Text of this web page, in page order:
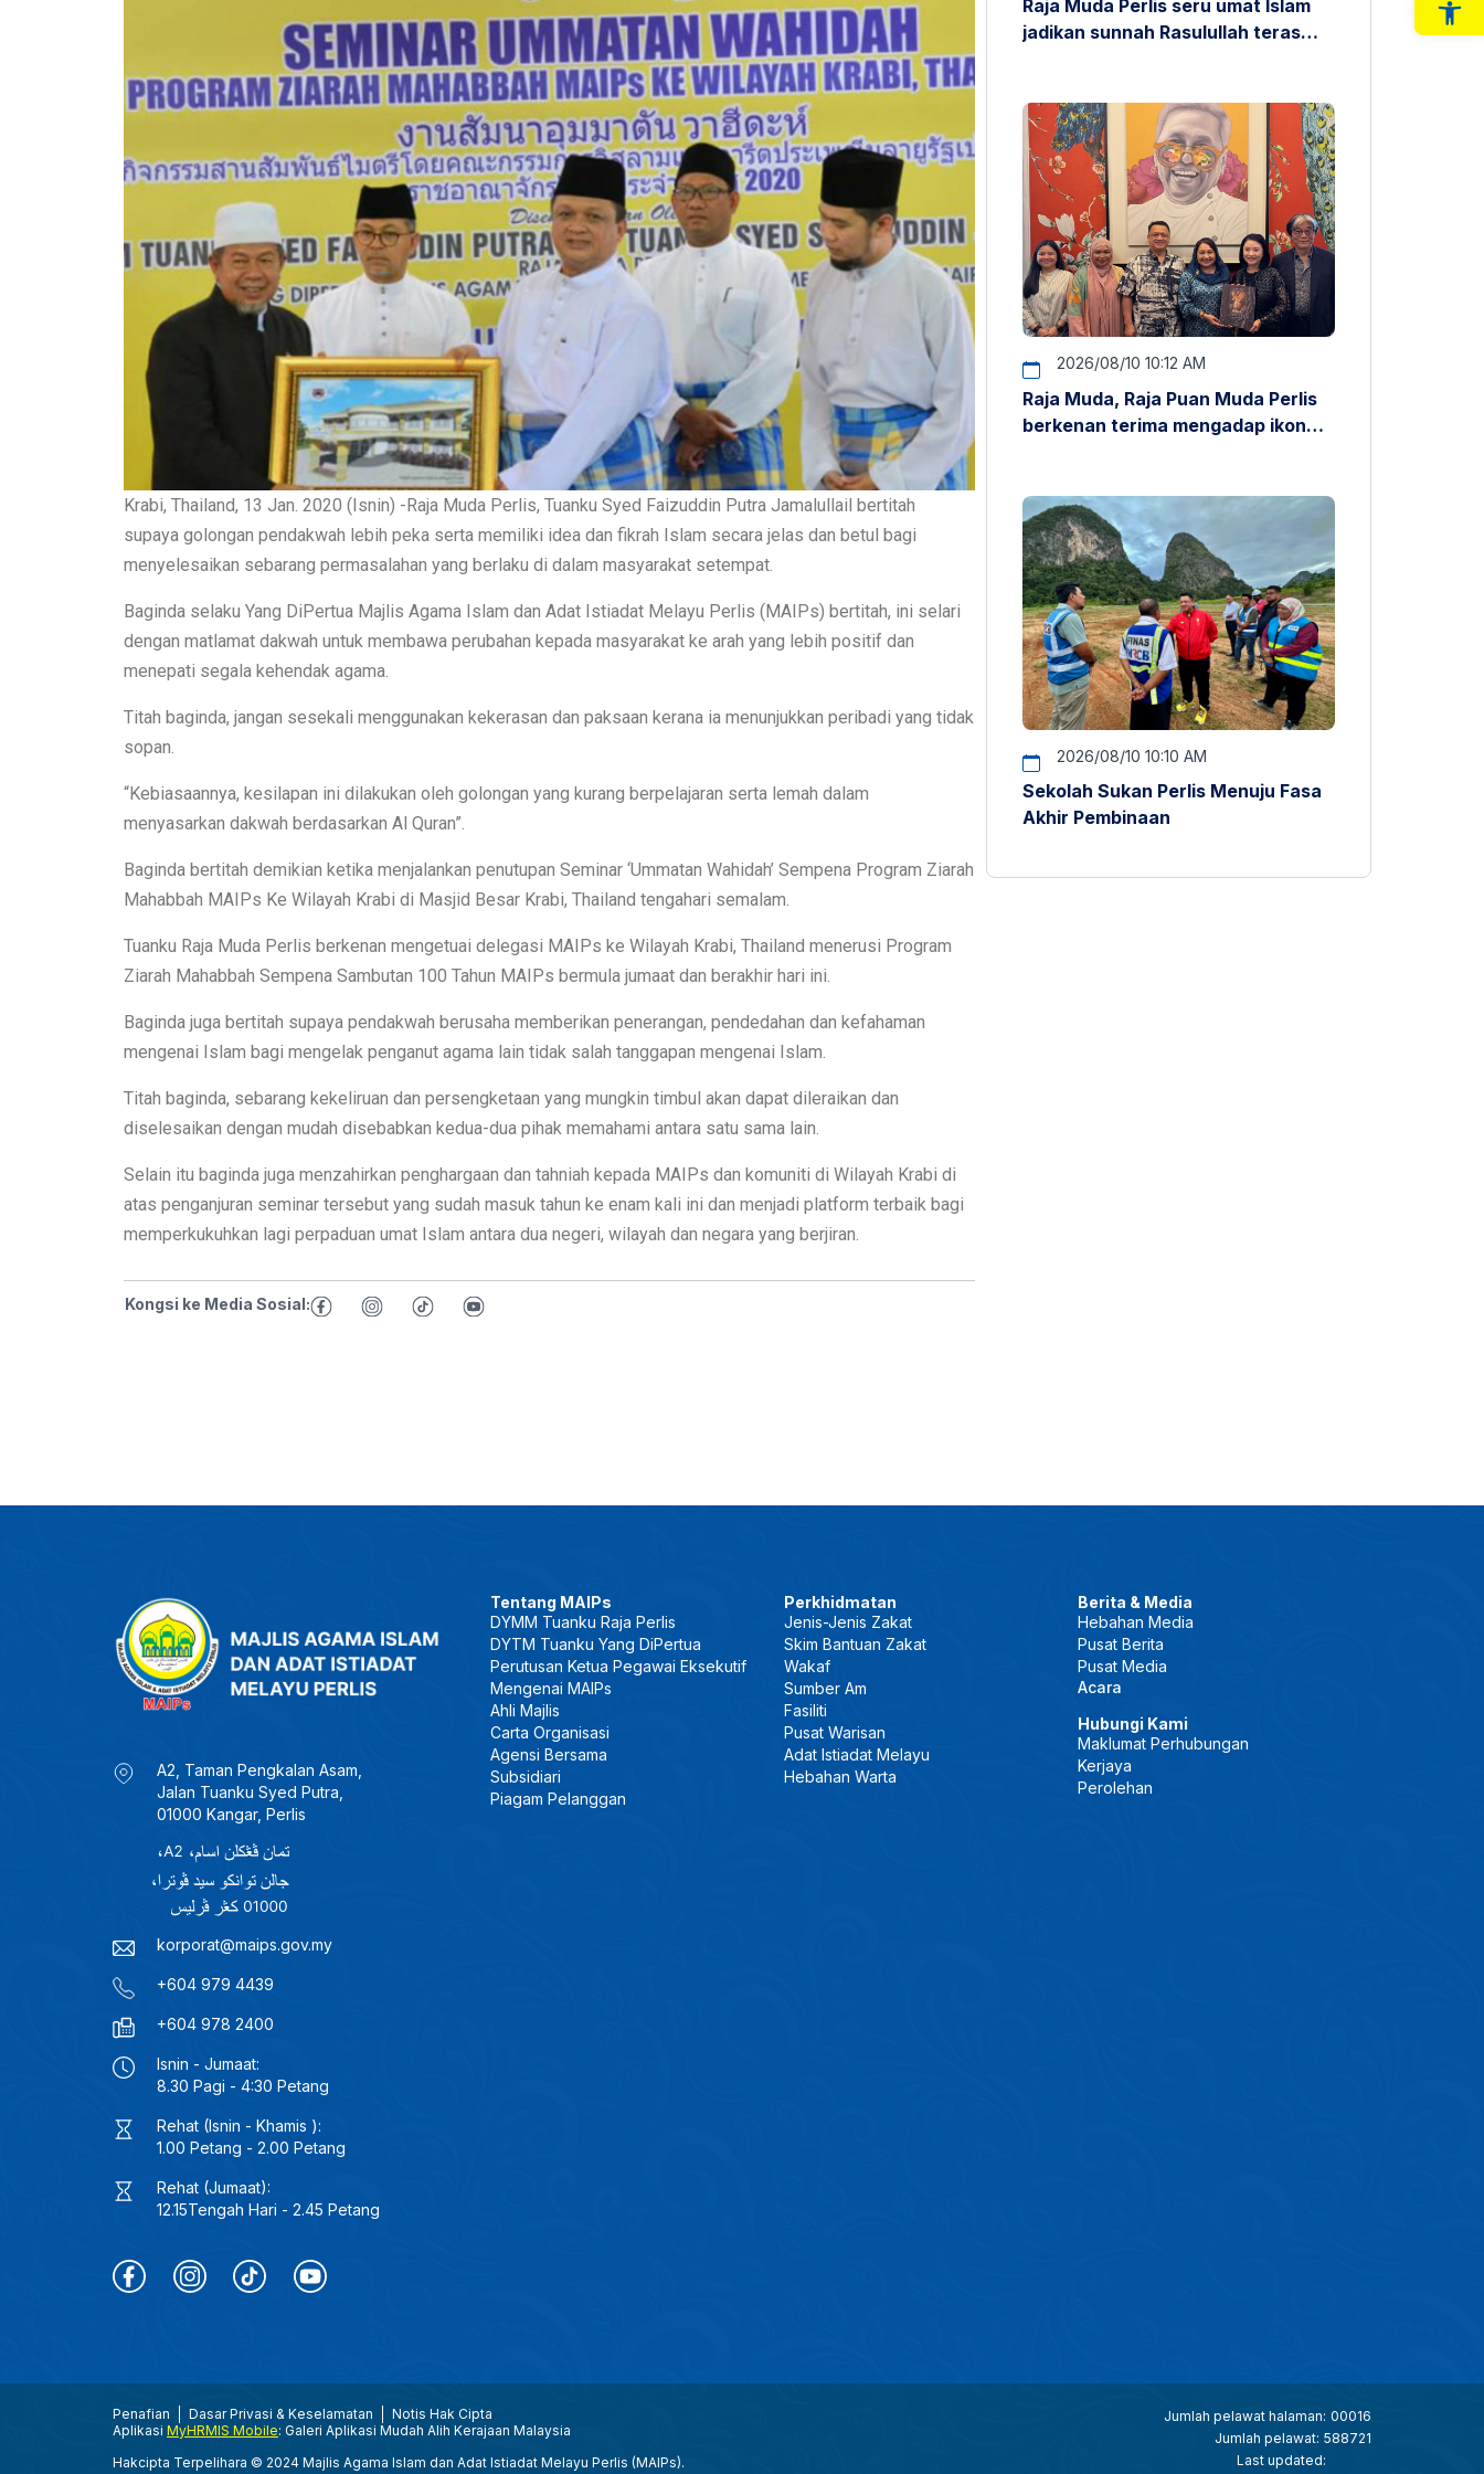
Krabi, Thailand, 13 Jan. 2020 (Isnin) -Raja Muda Perlis, Tuanku Syed Faizuddin Putra Jamalullail bertitah
supaya golongan pendakwah lebih peka serta memiliki idea dan fikrah Islam secara jelas dan betul bagi
menyelesaikan sebarang permasalahan yang berlaku di dalam masyarakat setempat.
Baginda selaku Yang DiPertua Majlis Agama Islam dan Adat Istiadat Melayu Perlis (MAIPs) bertitah, ini selari
dengan matlamat dakwah untuk membawa perubahan kepada masyarakat ke arah yang lebih positif dan
menepati segala kehendak agama.
Titah baginda, jangan sesekali menggunakan kekerasan dan paksaan kerana ia menunjukkan peribadi yang tidak
sopan.
“Kebiasaannya, kesilapan ini dilakukan oleh golongan yang kurang berpelajaran serta lemah dalam
menyasarkan dakwah berdasarkan Al Quran”.
Baginda bertitah demikian ketika menjalankan penutupan Seminar ‘Ummatan Wahidah’ Sempena Program Ziarah
Mahabbah MAIPs Ke Wilayah Krabi di Masjid Besar Krabi, Thailand tengahari semalam.
Tuanku Raja Muda Perlis berkenan mengetuai delegasi MAIPs ke Wilayah Krabi, Thailand menerusi Program
Ziarah Mahabbah Sempena Sambutan 100 Tahun MAIPs bermula jumaat dan berakhir hari ini.
Baginda juga bertitah supaya pendakwah berusaha memberikan penerangan, pendedahan dan kefahaman
mengenai Islam bagi mengelak penganut agama lain tidak salah tanggapan mengenai Islam.
Titah baginda, sebarang kekeliruan dan persengketaan yang mungkin timbul akan dapat dileraikan dan
diselesaikan dengan mudah disebabkan kedua-dua pihak memahami antara satu sama lain.
Selain itu baginda juga menzahirkan penghargaan dan tahniah kepada MAIPs dan komuniti di Wilayah Krabi di
atas penganjuran seminar tersebut yang sudah masuk tahun ke enam kali ini dan menjadi platform terbaik bagi
memperkukuhkan lagi perpaduan umat Islam antara dua negeri, wilayah dan negara yang berjiran.
Kongsi ke Media Sosial:
Raja Muda Perlis seru umat Islam
jadikan sunnah Rasulullah teras
2026/08/10 10:12 AM
Raja Muda, Raja Puan Muda Perlis
berkenan terima mengadap ikon
2026/08/10 10:10 AM
Sekolah Sukan Perlis Menuju Fasa
Akhir Pembinaan
A2, Taman Pengkalan Asam,
Jalan Tuanku Syed Putra,
01000 Kangar, Perlis
korporat@maips.gov.my
+604 979 4439
+604 978 2400
Isnin - Jumaat:
8.30 Pagi - 4:30 Petang
Rehat (Isnin - Khamis ):
1.00 Petang - 2.00 Petang
Rehat (Jumaat):
12.15Tengah Hari - 2.45 Petang
Tentang MAIPs
DYMM Tuanku Raja Perlis
DYTM Tuanku Yang DiPertua
Perutusan Ketua Pegawai Eksekutif
Mengenai MAIPs
Ahli Majlis
Carta Organisasi
Agensi Bersama
Subsidiari
Piagam Pelanggan
Perkhidmatan
Jenis-Jenis Zakat
Skim Bantuan Zakat
Wakaf
Sumber Am
Fasiliti
Pusat Warisan
Adat Istiadat Melayu
Hebahan Warta
Berita & Media
Hebahan Media
Pusat Berita
Pusat Media
Acara
Hubungi Kami
Maklumat Perhubungan
Kerjaya
Perolehan
Penafian Dasar Privasi & Keselamatan
Notis Hak Cipta
Aplikasi MyHRMIS Mobile: Galeri Aplikasi Mudah Alih Kerajaan Malaysia
Hakcipta Terpelihara © 2024 Majlis Agama Islam dan Adat Istiadat Melayu Perlis (MAIPs).
Jumlah pelawat halaman: 00016
Jumlah pelawat: 588721
Last updated: